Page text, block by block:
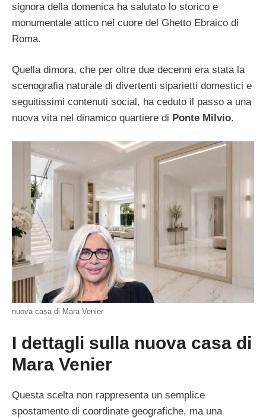
signora della domenica ha salutato lo storico e
monumentale attico nel cuore del Ghetto Ebraico di
Roma.
Quella dimora, che per oltre due decenni era stata la
scenografia naturale di divertenti siparietti domestici e
seguitissimi contenuti social, ha ceduto il passo a una
nuova vita nel dinamico quartiere di Ponte Milvio.
nuova casa di Mara Venier
I dettagli sulla nuova casa di
Mara Venier
Questa scelta non rappresenta un semplice
spostamento di coordinate geografiche, ma una